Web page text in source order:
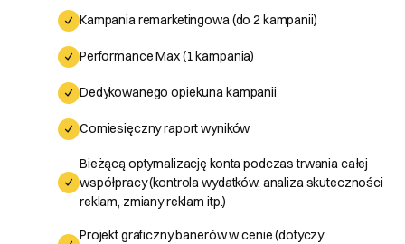
Kampania remarketingowa (do 2 kampanii)
Performance Max (1 kampania)
Dedykowanego opiekuna kampanii
Comiesięczny raport wyników
Bieżącą optymalizację konta podczas trwania całej
współpracy (kontrola wydatków, analiza skuteczności
reklam, zmiany reklam itp.)
Projekt graficzny banerów w cenie (dotyczy